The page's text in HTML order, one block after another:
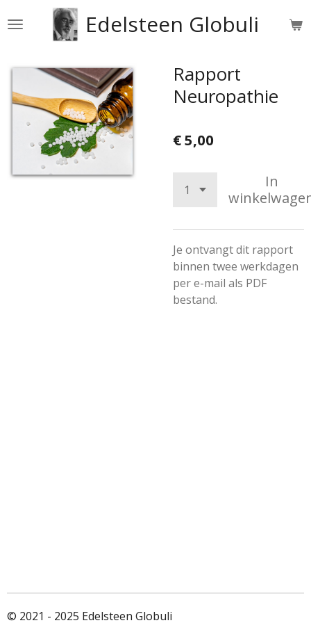
direct
de
hoofdinhoud
Edelsteen Globuli
Rapport
Neuropathie
€ 5,00
In
Je ontvangt dit rapport
binnen twee werkdagen
per e-mail als PDF
bestand.
© 2021 - 2025 Edelsteen Globuli